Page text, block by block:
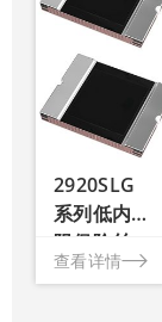
2920SLG
系列低内
阻保险丝
查看详情